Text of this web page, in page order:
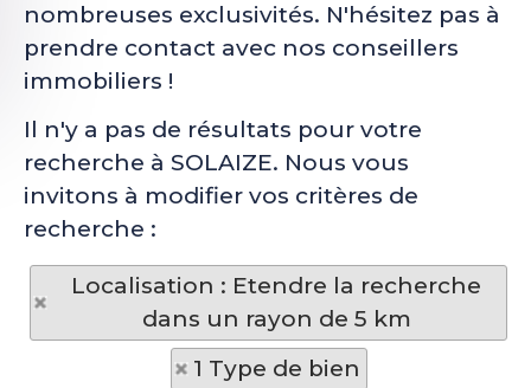
nombreuses exclusivités. N'hésitez pas à
prendre contact avec nos conseillers
immobiliers !
Il n'y a pas de résultats pour votre
recherche à SOLAIZE. Nous vous
invitons à modifier vos critères de
recherche :
Localisation : Etendre la recherche
dans un rayon de 5 km
1 Type de bien